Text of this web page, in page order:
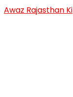
Skip
to
Awaz Rajasthan Ki